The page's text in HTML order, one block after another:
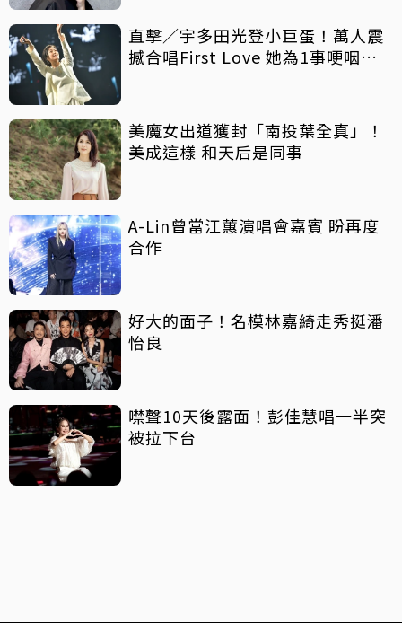
直擊／宇多田光登小巨蛋！萬人震
撼合唱First Love 她為1事哽咽致
美魔女出道獲封「南投葉全真」！
美成這樣 和天后是同事
A-Lin曾當江蕙演唱會嘉賓 盼再度
合作
好大的面子！名模林嘉綺走秀挺潘
怡良
噤聲10天後露面！彭佳慧唱一半突
被拉下台